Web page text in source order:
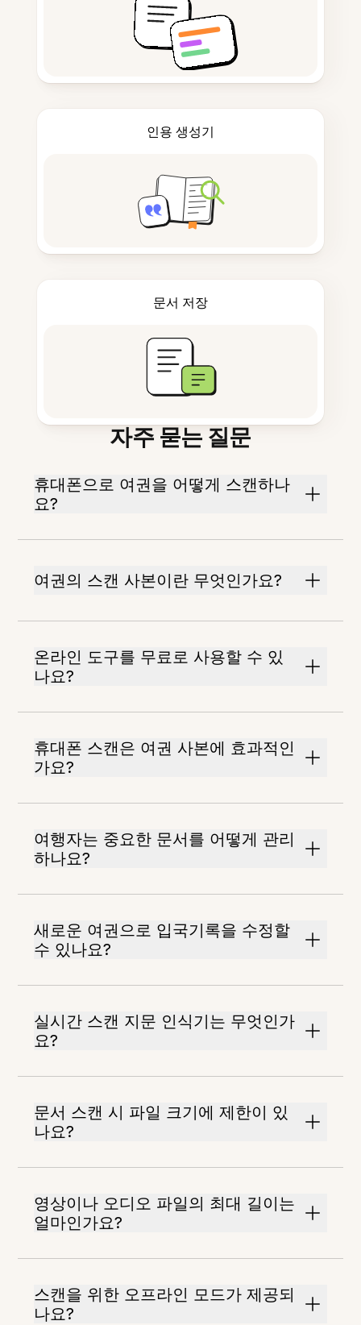
인용 생성기
문서 저장
자주 묻는 질문
휴대폰으로 여권을 어떻게 스캔하나
요?
여권의 스캔 사본이란 무엇인가요?
온라인 도구를 무료로 사용할 수 있
나요?
휴대폰 스캔은 여권 사본에 효과적인
가요?
여행자는 중요한 문서를 어떻게 관리
하나요?
새로운 여권으로 입국기록을 수정할
수 있나요?
실시간 스캔 지문 인식기는 무엇인가
요?
문서 스캔 시 파일 크기에 제한이 있
나요?
영상이나 오디오 파일의 최대 길이는
얼마인가요?
스캔을 위한 오프라인 모드가 제공되
나요?